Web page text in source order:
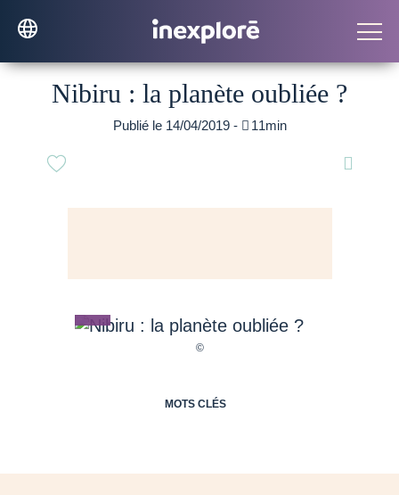
Nibiru : la planète oubliée ?
Publié le 14/04/2019 -  11min

MOTS CLÉS